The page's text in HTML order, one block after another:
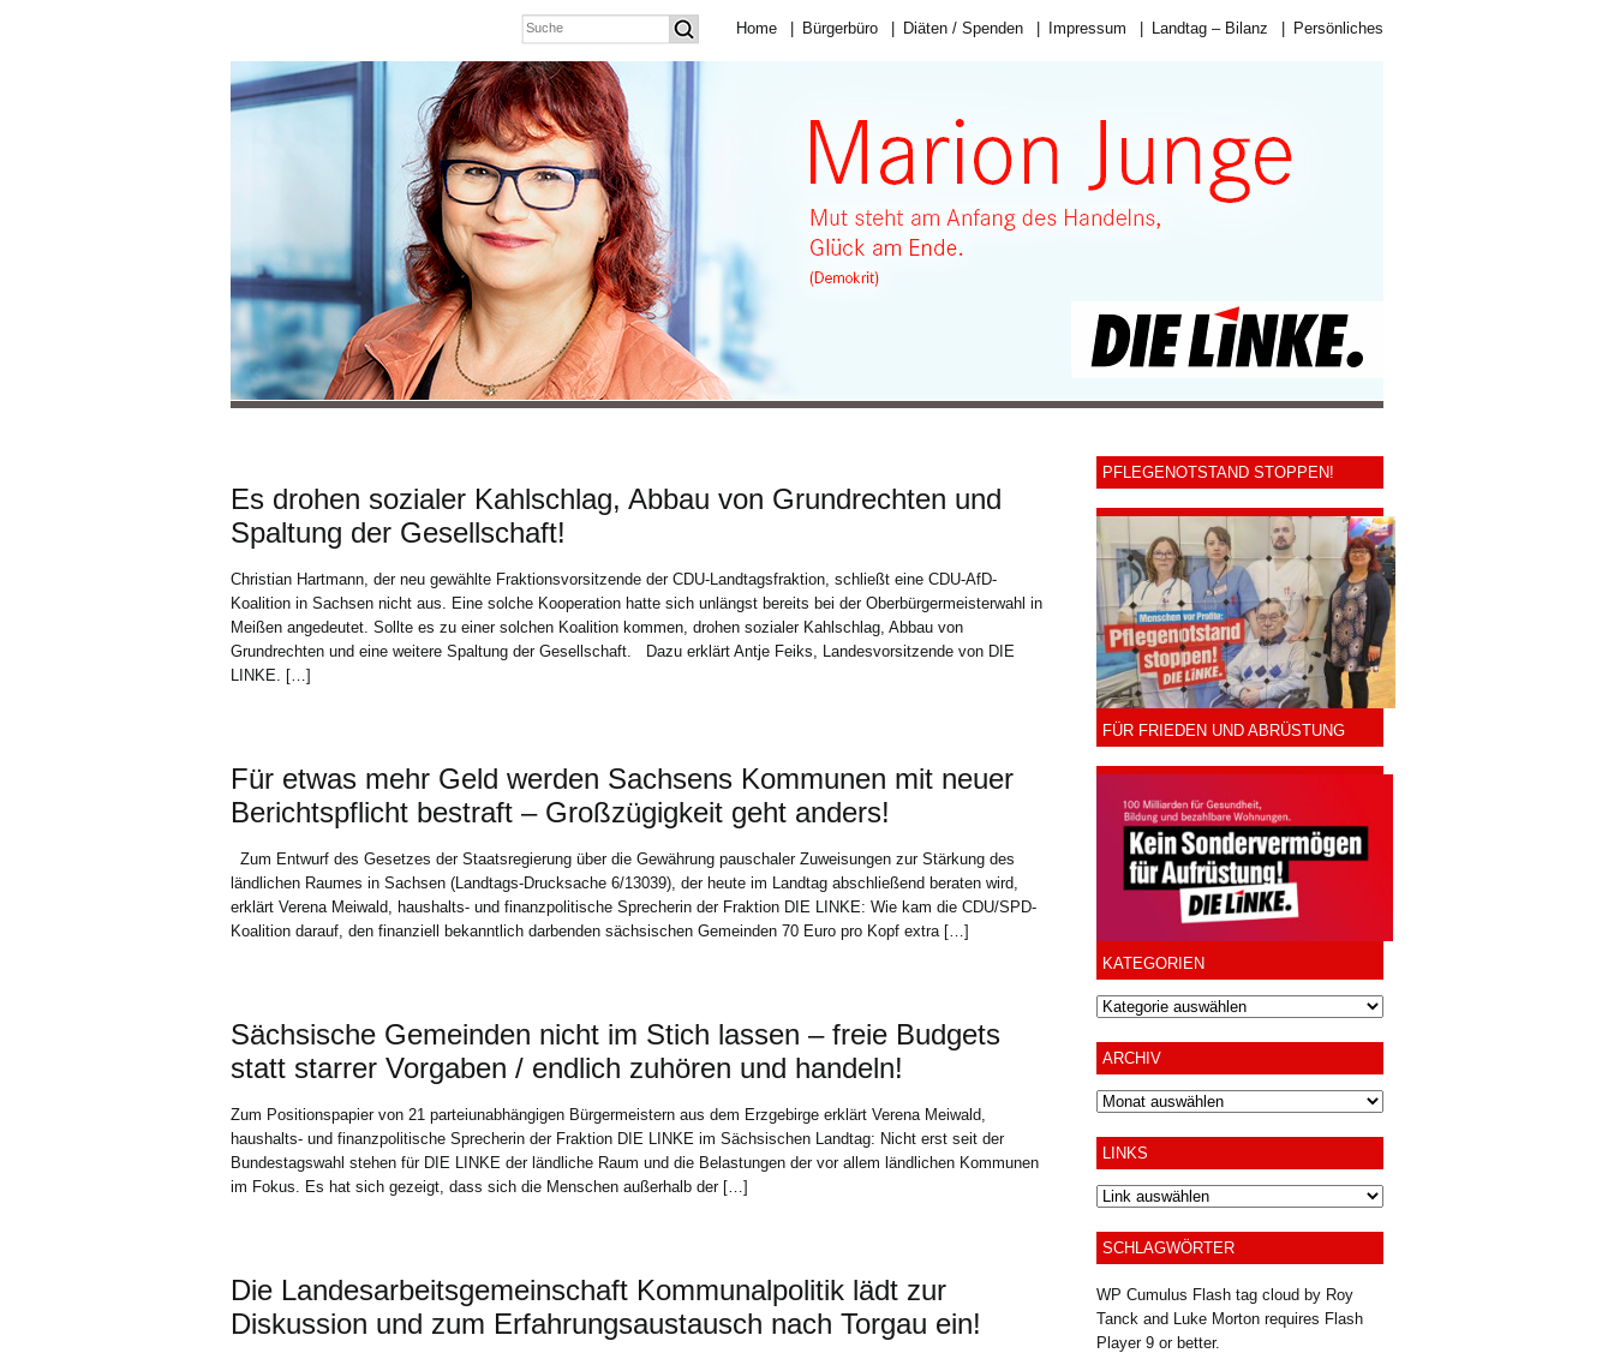
Home Bürgerbüro Diäten / Spenden Impressum Landtag – Bilanz Persönliches
Es drohen sozialer Kahlschlag, Abbau von Grundrechten und
Spaltung der Gesellschaft!
Christian Hartmann, der neu gewählte Fraktionsvorsitzende der CDU-Landtagsfraktion, schließt eine CDU-AfD-
Koalition in Sachsen nicht aus. Eine solche Kooperation hatte sich unlängst bereits bei der Oberbürgermeisterwahl in
Meißen angedeutet. Sollte es zu einer solchen Koalition kommen, drohen sozialer Kahlschlag, Abbau von
Grundrechten und eine weitere Spaltung der Gesellschaft. Dazu erklärt Antje Feiks, Landesvorsitzende von DIE
LINKE. […]
Für etwas mehr Geld werden Sachsens Kommunen mit neuer
Berichtspflicht bestraft – Großzügigkeit geht anders!
Zum Entwurf des Gesetzes der Staatsregierung über die Gewährung pauschaler Zuweisungen zur Stärkung des
ländlichen Raumes in Sachsen (Landtags-Drucksache 6/13039), der heute im Landtag abschließend beraten wird,
erklärt Verena Meiwald, haushalts- und finanzpolitische Sprecherin der Fraktion DIE LINKE: Wie kam die CDU/SPD-
Koalition darauf, den finanziell bekanntlich darbenden sächsischen Gemeinden 70 Euro pro Kopf extra […]
Sächsische Gemeinden nicht im Stich lassen – freie Budgets
statt starrer Vorgaben / endlich zuhören und handeln!
Zum Positionspapier von 21 parteiunabhängigen Bürgermeistern aus dem Erzgebirge erklärt Verena Meiwald,
haushalts- und finanzpolitische Sprecherin der Fraktion DIE LINKE im Sächsischen Landtag: Nicht erst seit der
Bundestagswahl stehen für DIE LINKE der ländliche Raum und die Belastungen der vor allem ländlichen Kommunen
im Fokus. Es hat sich gezeigt, dass sich die Menschen außerhalb der […]
Die Landesarbeitsgemeinschaft Kommunalpolitik lädt zur
Diskussion und zum Erfahrungsaustausch nach Torgau ein!
PFLEGENOTSTAND STOPPEN!
FÜR FRIEDEN UND ABRÜSTUNG
KATEGORIEN
ARCHIV
Archiv
LINKS
SCHLAGWÖRTER
WP Cumulus Flash tag cloud by Roy
Tanck and Luke Morton requires Flash
Player9 or better.